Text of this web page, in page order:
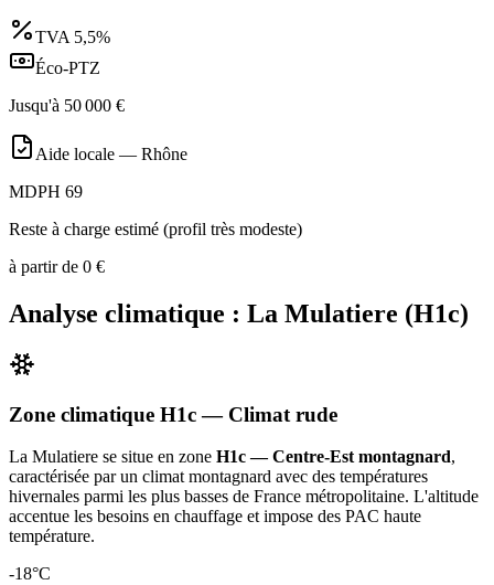
TVA 5,5%
Éco-PTZ
Jusqu'à 50 000 €
Aide locale — Rhône
MDPH 69
Reste à charge estimé (profil très modeste)
à partir de 0 €
Analyse climatique : La Mulatiere (H1c)
Zone climatique H1c— Climat rude
La Mulatiere se situe en zone H1c — Centre-Est montagnard,
caractérisée par un climat montagnard avec des températures
hivernales parmi les plus basses de France métropolitaine. L'altitude
accentue les besoins en chauffage et impose des PAC haute
température.
-18°C